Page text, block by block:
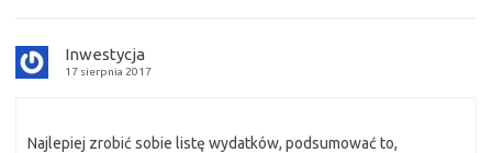
Inwestycja
17 sierpnia 2017
Najlepiej zrobić sobie listę wydatków, podsumować to,